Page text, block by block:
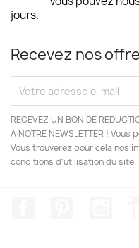
jours.
Recevez nos
RECEVEZ UN BON DE
A NOTRE NEWSLETTER !
Vous trouverez pour cela nos
conditions d'utilisation du site.